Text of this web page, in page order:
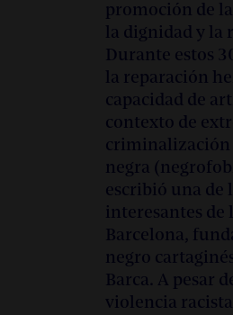
promoción de
la dignidad y la
Durante estos
la reparación
capacidad de
contexto de
criminalización
negra
escribió una de
interesantes de
Barcelona,
negro
Barca. A pesar
violencia